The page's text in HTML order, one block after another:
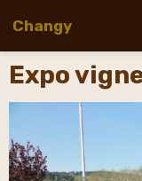
Changy
Expo